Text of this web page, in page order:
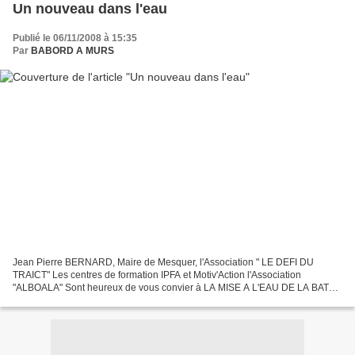
Un nouveau dans l'eau
Publié le 06/11/2008 à 15:35
Par BABORD A MURS
Jean Pierre BERNARD, Maire de Mesquer, l'Association " LE DEFI DU
TRAICT" Les centres de formation IPFA et Motiv'Action l'Association
"ALBOALA" Sont heureux de vous convier à LA MISE A L'EAU DE LA BATEL